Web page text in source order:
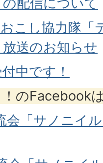
配信について
こし協力隊「
送のお知らせ
中です！
のFacebook
会「サノニイ